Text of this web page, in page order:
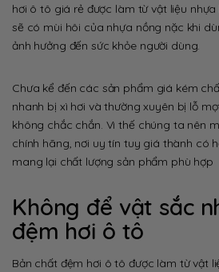
hơi ô tô giá rẻ được làm từ vật liệu
sẽ có mùi hôi của nhựa nồng nặc khi
ảnh hưởng đến sức khỏe người dùng.
Chưa kể đến các sản phẩm giá kém
nhanh bị xì hơi và thường xuyên bị lỗ
không chắc chắn. Vì thế chúng ta nên
chính hãng, nơi uy tín tuy giá thành có
mang lại chất lượng sản phẩm phù hợp
Không để vật sắc
đệm hơi ô tô
Bản chất đệm hơi ô tô được làm từ vật